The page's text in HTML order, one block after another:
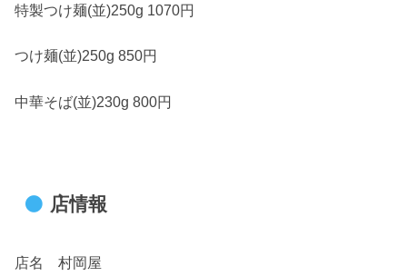
特製つけ麺(並)250g 1070円
つけ麺(並)250g 850円
中華そば(並)230g 800円
店情報
店名 村岡屋